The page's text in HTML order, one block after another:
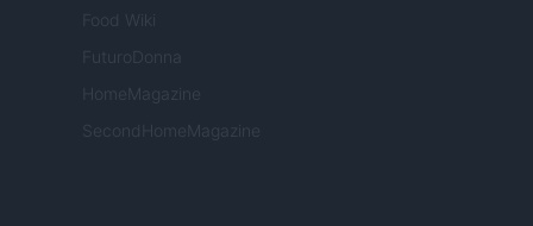
Food Wiki
FuturoDonna
HomeMagazine
SecondHomeMagazine